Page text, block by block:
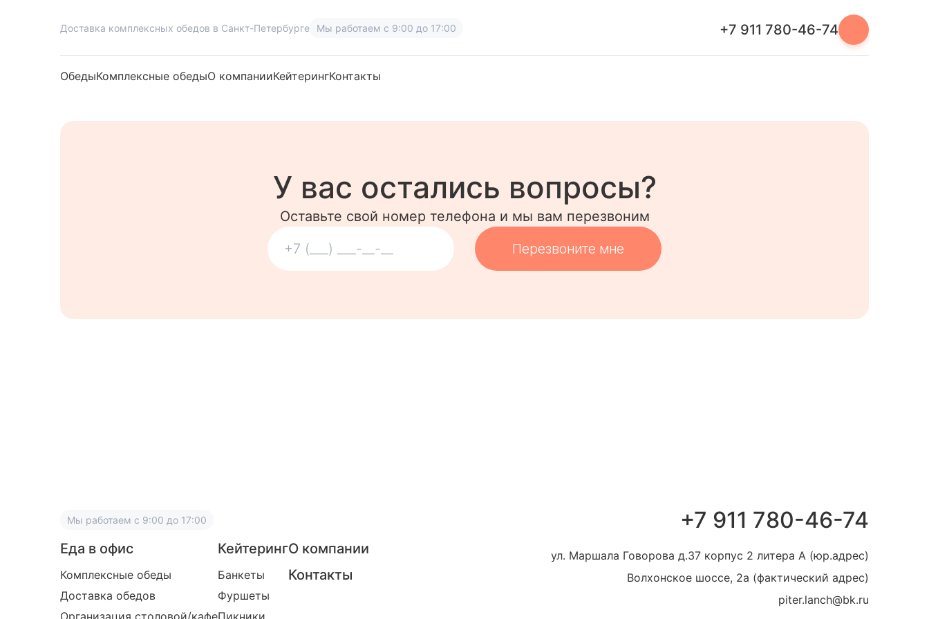
Доставка комплексных обедов в Санкт-Петербурге Мы работаем с 9:00 до 17:00 +7 911 780-46-74
ОбедыКомплексные обедыО компанииКейтерингКонтакты
У вас остались вопросы?
Оставьте свой номер телефона и мы вам перезвоним
Перезвоните мне
Мы работаем с 9:00 до 17:00 +7 911 780-46-74
Еда в офис
Комплексные обеды
Доставка обедов
Организация столовой/кафе
Кейтеринг
Банкеты
Фуршеты
Пикники
О компании
Контакты
ул. Маршала Говорова д.37 корпус 2 литера А (юр.адрес)
Волхонское шоссе, 2а (фактический адрес)
piter.lanch@bk.ru